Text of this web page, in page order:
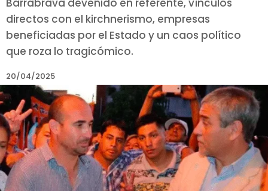
Barrabrava devenido en referente, vínculos
directos con el kirchnerismo, empresas
beneficiadas por el Estado y un caos político
que roza lo tragicómico.
20/04/2025